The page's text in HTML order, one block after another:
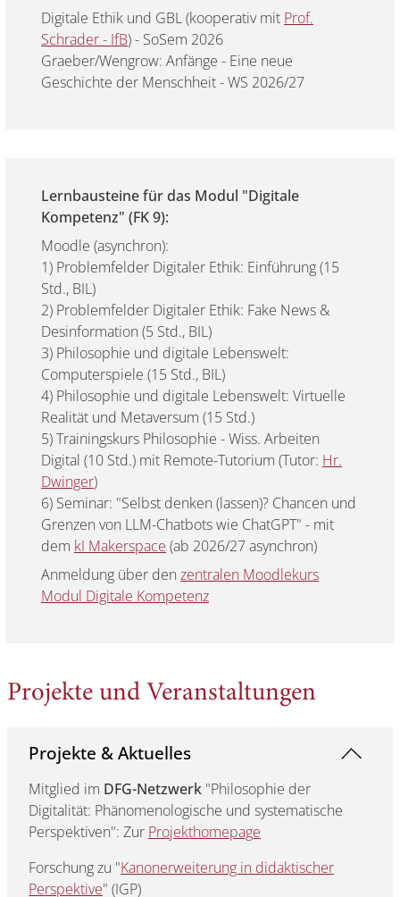
Digitale Ethik und GBL (kooperativ mit Prof.
Schrader - IfB) - SoSem 2026
Graeber/Wengrow: Anfänge - Eine neue
Geschichte der Menschheit - WS 2026/27
Lernbausteine für das Modul "Digitale
Kompetenz" (FK 9):
Moodle (asynchron):
1) Problemfelder Digitaler Ethik: Einführung (15
Std., BIL)
2) Problemfelder Digitaler Ethik: Fake News &
Desinformation (5 Std., BIL)
3) Philosophie und digitale Lebenswelt:
Computerspiele (15 Std., BIL)
4) Philosophie und digitale Lebenswelt: Virtuelle
Realität und Metaversum (15 Std.)
5) Trainingskurs Philosophie - Wiss. Arbeiten
Digital (10 Std.) mit Remote-Tutorium (Tutor: Hr.
Dwinger)
6) Seminar: "Selbst denken (lassen)? Chancen und
Grenzen von LLM-Chatbots wie ChatGPT" - mit
dem kI Makerspace (ab 2026/27 asynchron)
Anmeldung über den zentralen Moodlekurs
Modul Digitale Kompetenz
Projekte und Veranstaltungen
Projekte & Aktuelles
Mitglied im DFG-Netzwerk "Philosophie der
Digitalität: Phänomenologische und systematische
Perspektiven": Zur Projekthomepage
Forschung zu "Kanonerweiterung in didaktischer
Perspektive" (IGP)